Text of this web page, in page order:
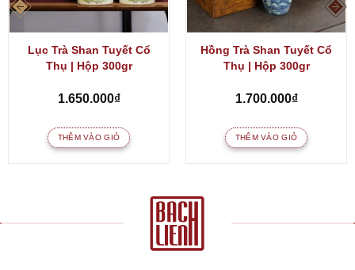
Lục Trà Shan Tuyết Cổ
Thụ | Hộp 300gr
1.650.000₫
THÊM VÀO GIỎ
Hồng Trà Shan Tuyết Cổ
Thụ | Hộp 300gr
1.700.000₫
THÊM VÀO GIỎ